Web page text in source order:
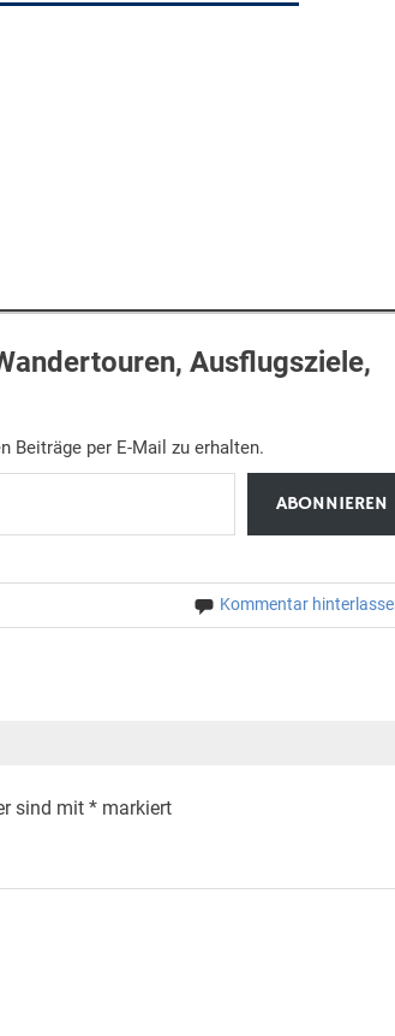
Ausflugsziele,
Beiträge per E-Mail zu erhalten.
ABONNIEREN
Kommentar
sind mit *markiert